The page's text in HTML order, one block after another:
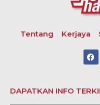
Tentang Kerjaya
DAPATKAN INFO